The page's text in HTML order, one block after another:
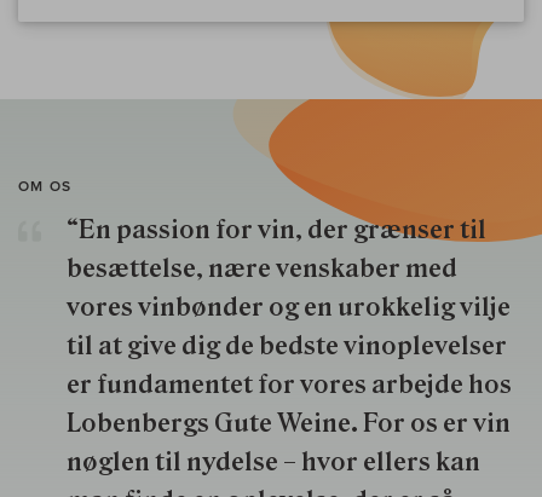
OM OS
“En passion for vin, der grænser til
besættelse, nære venskaber med
vores vinbønder og en urokkelig vilje
til at give dig de bedste vinoplevelser
er fundamentet for vores arbejde hos
Lobenbergs Gute Weine. For os er vin
nøglen til nydelse – hvor ellers kan